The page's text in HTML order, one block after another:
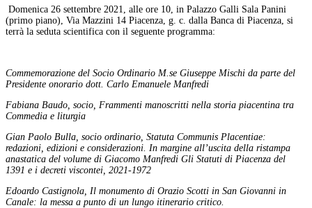
Domenica 26 settembre 2021, alle ore 10, in Palazzo Galli Sala Panini
(primo piano), Via Mazzini 14 Piacenza, g. c. dalla Banca di Piacenza, si
terrà la seduta scientifica con il seguente programma:
Commemorazione del Socio Ordinario M.se Giuseppe Mischi da parte del
Presidente onorario dott. Carlo Emanuele Manfredi
Fabiana Baudo, socio, Frammenti manoscritti nella storia piacentina tra
Commedia e liturgia
Gian Paolo Bulla, socio ordinario, Statuta Communis Placentiae:
redazioni, edizioni e considerazioni. In margine all’uscita della ristampa
anastatica del volume di Giacomo Manfredi Gli Statuti di Piacenza del
1391 e i decreti viscontei, 2021-1972
Edoardo Castignola, Il monumento di Orazio Scotti in San Giovanni in
Canale: la messa a punto di un lungo itinerario critico.